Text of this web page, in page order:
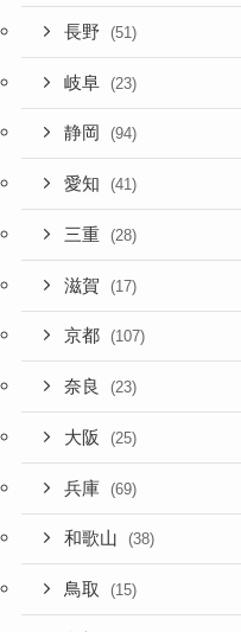
長野 (51)
岐阜 (23)
静岡 (94)
愛知 (41)
三重 (28)
滋賀 (17)
京都 (107)
奈良 (23)
大阪 (25)
兵庫 (69)
和歌山 (38)
鳥取 (15)